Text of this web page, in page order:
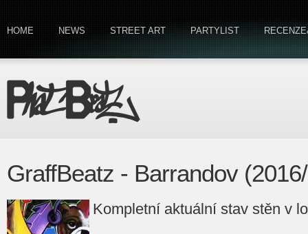
HOME NEWS STREET ART PARTYLIST
GraffBeatz - Barrandov
Kompletní aktuální stav stěn v